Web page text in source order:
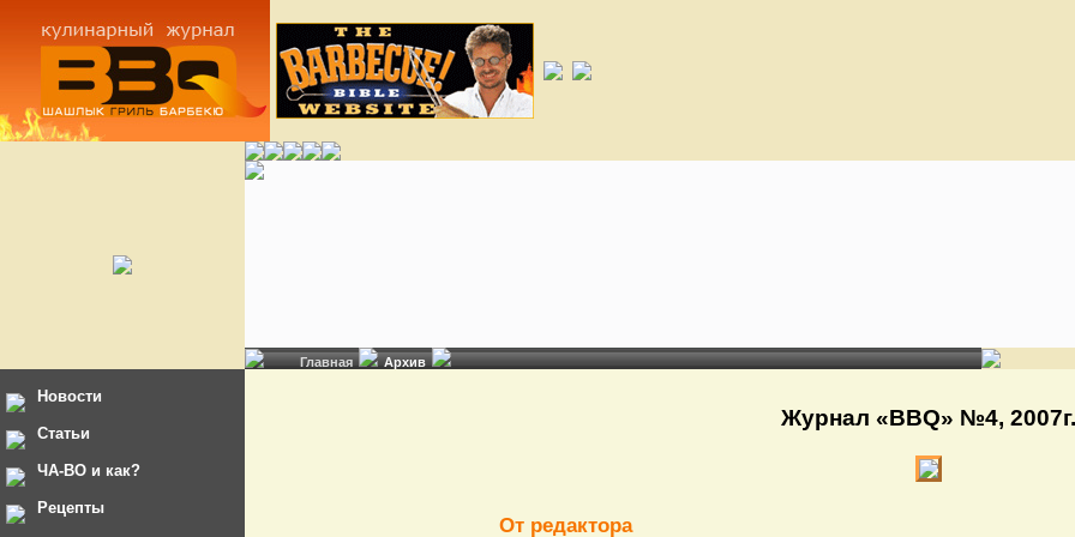
Главная Архив
Новости
Статьи
ЧА-ВО и как?
Рецепты
Журнал «BBQ» №4, 2007г.
От редактора